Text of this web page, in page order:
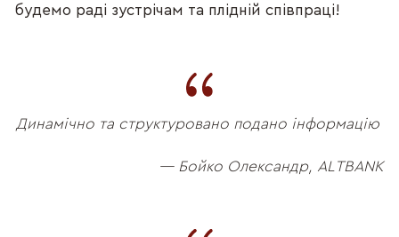
будемо раді зустрічам та плідній співпраці!
Динамічно та структуровано подано інформацію
— Бойко Олександр, ALTBANK